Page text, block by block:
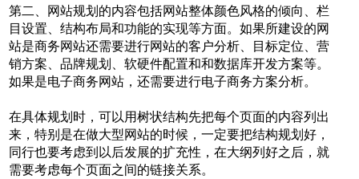
第二、网站规划的内容包括网站整体颜色风格的倾向、栏
目设置、结构布局和功能的实现等方面。如果所建设的网
站是商务网站还需要进行网站的客户分析、目标定位、营
销方案、品牌规划、软硬件配置和和数据库开发方案等。
如果是电子商务网站，还需要进行电子商务方案分析。
在具体规划时，可以用树状结构先把每个页面的内容列出
来，特别是在做大型网站的时候，一定要把结构规划好，
同行也要考虑到以后发展的扩充性，在大纲列好之后，就
需要考虑每个页面之间的链接关系。